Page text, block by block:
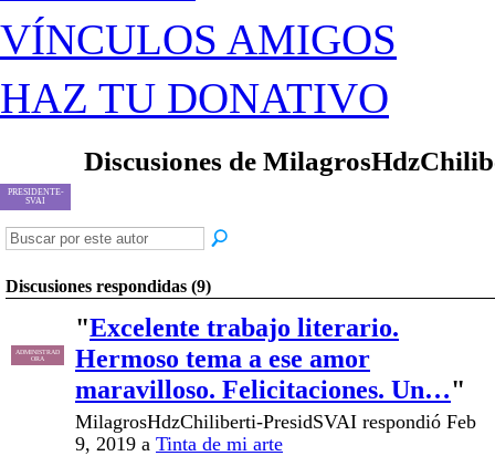
VÍNCULOS AMIGOS
HAZ TU DONATIVO
PRESIDENTE-
SVAI
Discusiones de
Discusiones respondidas (9)
ADMINISTRAD
ORA
"Excelente trabajo literario.
Hermoso tema a ese amor
maravilloso. Felicitaciones. Un…"
MilagrosHdzChiliberti-PresidSVAI respondió Feb
9, 2019 a Tinta de mi arte